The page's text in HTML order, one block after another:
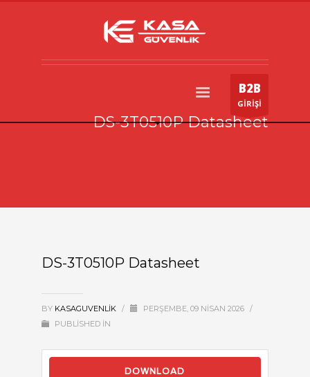
B2B
GİRİŞİ
DS-3T0510P Datasheet
DS-3T0510P Datasheet
BY KASAGUVENLIK / PERŞEMBE, 09 NISAN 2026 /
PUBLISHED IN
DOWNLOAD